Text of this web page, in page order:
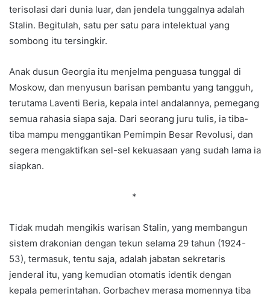
terisolasi dari dunia luar, dan jendela tunggalnya adalah
Stalin. Begitulah, satu per satu para intelektual yang
sombong itu tersingkir.
Anak dusun Georgia itu menjelma penguasa tunggal di
Moskow, dan menyusun barisan pembantu yang tangguh,
terutama Laventi Beria, kepala intel andalannya, pemegang
semua rahasia siapa saja. Dari seorang juru tulis, ia tiba-
tiba mampu menggantikan Pemimpin Besar Revolusi, dan
segera mengaktifkan sel-sel kekuasaan yang sudah lama ia
siapkan.
*
Tidak mudah mengikis warisan Stalin, yang membangun
sistem drakonian dengan tekun selama 29 tahun (1924-
53), termasuk, tentu saja, adalah jabatan sekretaris
jenderal itu, yang kemudian otomatis identik dengan
kepala pemerintahan. Gorbachev merasa momennya tiba